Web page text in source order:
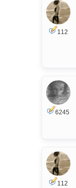
112
6245
112